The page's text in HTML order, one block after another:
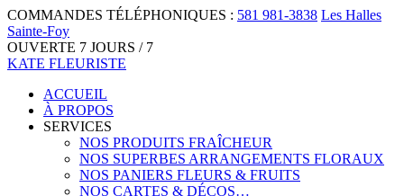
COMMANDES TÉLÉPHONIQUES : 581 981-3838 Les Halles
Sainte-Foy
OUVERTE 7 JOURS / 7
KATE FLEURISTE
ACCUEIL
À PROPOS
SERVICES
NOS PRODUITS FRAÎCHEUR
NOS SUPERBES ARRANGEMENTS FLORAUX
NOS PANIERS FLEURS & FRUITS
NOS CARTES & DÉCOS…